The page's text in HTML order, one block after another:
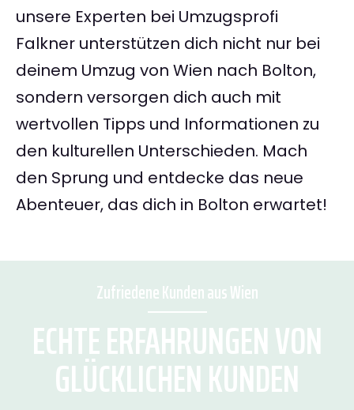
unsere Experten bei Umzugsprofi
Falkner unterstützen dich nicht nur bei
deinem Umzug von Wien nach Bolton,
sondern versorgen dich auch mit
wertvollen Tipps und Informationen zu
den kulturellen Unterschieden. Mach
den Sprung und entdecke das neue
Abenteuer, das dich in Bolton erwartet!
Zufriedene Kunden aus Wien
ECHTE ERFAHRUNGEN VON
GLÜCKLICHEN KUNDEN